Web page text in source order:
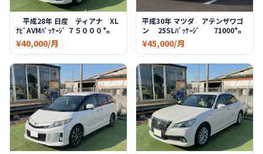
平成28年 日産 ティアナ XL
ﾅﾋﾞAVMﾊﾟｯｹｰｼﾞ ７５０００㌔
¥40,000/月
平成30年 マツダ アテンザワゴ
ン 25SLﾊﾟｯｹｰｼﾞ 71000㌔
¥45,000/月